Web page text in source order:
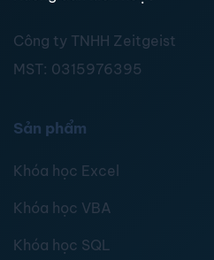
Công ty TNHH Zeitgeist
MST: 0315976395
Sản phẩm
Khóa học Excel
Khóa học VBA
Khóa học SQL